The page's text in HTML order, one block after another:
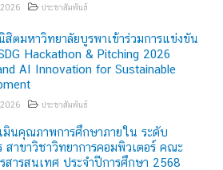
ประชาสัมพันธ์
ตมหาวิทยาลัยบูรพาเข้าร่วมการแข่งขัน
Hackathon & Pitching 2026
AI Innovation for Sustainable
ประชาสัมพันธ์
มินคุณภาพการศึกษาภายใน ระดับ
สาขาวิชาวิทยาการคอมพิวเตอร์ คณะ
สารสนเทศ ประจำปีการศึกษา 2568